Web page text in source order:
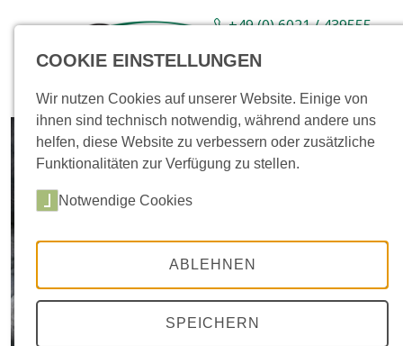
+49 (0) 6021 / 439555-
Sortiment Neuware Aktionsartikel
COOKIE EINSTELLUNGEN
Wir nutzen Cookies auf unserer Website. Einige von
ihnen sind technisch notwendig, während andere uns
helfen, diese Website zu verbessern oder zusätzliche
Funktionalitäten zur Verfügung zu stellen.
Notwendige Cookies
ABLEHNEN
SPEICHERN